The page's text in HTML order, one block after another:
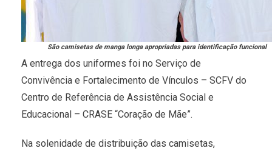
São camisetas de manga longa apropriadas para identificação funcional
A entrega dos uniformes foi no Serviço de
Convivência e Fortalecimento de Vínculos – SCFV do
Centro de Referência de Assistência Social e
Educacional – CRASE “Coração de Mãe”.
Na solenidade de distribuição das camisetas,